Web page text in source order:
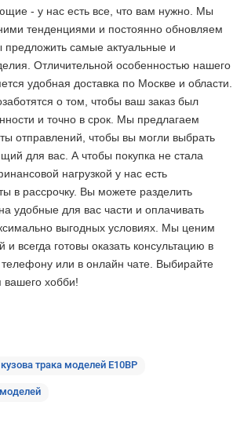
- у нас есть все, что вам нужно. Мы
тенденциями и постоянно обновляем
предложить самые актуальные и
Отличительной особенностью нашего
удобная доставка по Москве и области.
о том, чтобы ваш заказ был
и точно в срок. Мы предлагаем
отправлений, чтобы вы могли выбрать
для вас. А чтобы покупка не стала
нагрузкой у нас есть
в рассрочку. Вы можете разделить
удобные для вас части и оплачивать
выгодных условиях. Мы ценим
и всегда готовы оказать консультацию в
или в онлайн чате. Выбирайте
вашего хобби!
трака моделей E10BP